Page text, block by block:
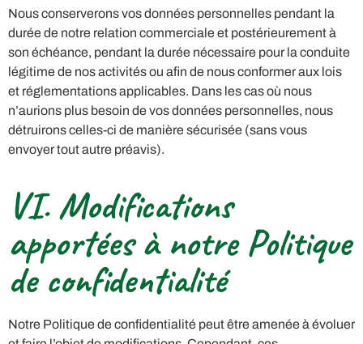
Nous conserverons vos données personnelles pendant la
durée de notre relation commerciale et postérieurement à
son échéance, pendant la durée nécessaire pour la conduite
légitime de nos activités ou afin de nous conformer aux lois
et réglementations applicables. Dans les cas où nous
n’aurions plus besoin de vos données personnelles, nous
détruirons celles-ci de manière sécurisée (sans vous
envoyer tout autre préavis).
VI. Modifications
apportées à notre Politique
de confidentialité
Notre Politique de confidentialité peut être amenée à évoluer